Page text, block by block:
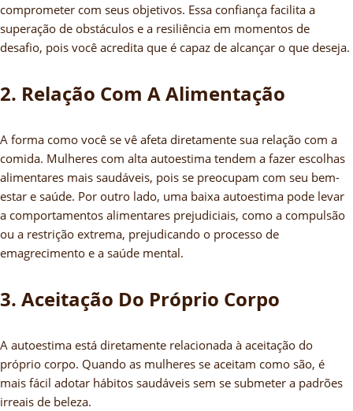
comprometer com seus objetivos. Essa confiança facilita a
superação de obstáculos e a resiliência em momentos de
desafio, pois você acredita que é capaz de alcançar o que deseja.
2. Relação Com A Alimentação
A forma como você se vê afeta diretamente sua relação com a
comida. Mulheres com alta autoestima tendem a fazer escolhas
alimentares mais saudáveis, pois se preocupam com seu bem-
estar e saúde. Por outro lado, uma baixa autoestima pode levar
a comportamentos alimentares prejudiciais, como a compulsão
ou a restrição extrema, prejudicando o processo de
emagrecimento e a saúde mental.
3. Aceitação Do Próprio Corpo
A autoestima está diretamente relacionada à aceitação do
próprio corpo. Quando as mulheres se aceitam como são, é
mais fácil adotar hábitos saudáveis sem se submeter a padrões
irreais de beleza.